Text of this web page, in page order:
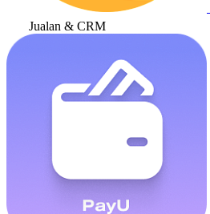
Jualan & CRM